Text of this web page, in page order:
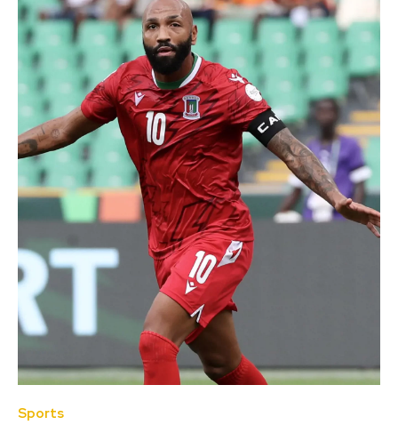
Sports